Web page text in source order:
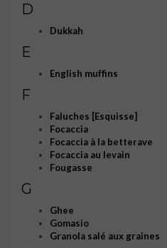
D
Dukkah
E
English muffins
F
Faluches [Esquisse]
Focaccia
Focaccia à la betterave
Focaccia au levain
Fougasse
G
Ghee
Gomasio
Granola salé aux graines